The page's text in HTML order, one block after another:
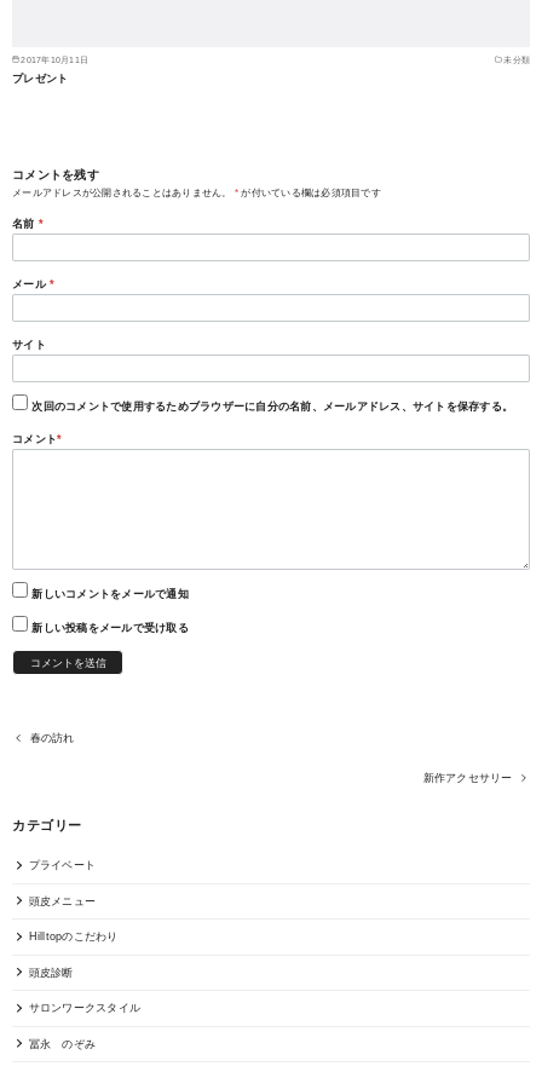
2017年10月11日 未分類
プレゼント
コメントを残す
メールアドレスが公開されることはありません。 * が付いている欄は必須項目です
名前 *
メール *
サイト
次回のコメントで使用するためブラウザーに自分の名前、メールアドレス、サイトを保存する。
コメント*
新しいコメントをメールで通知
新しい投稿をメールで受け取る
春の訪れ
新作アクセサリー
カテゴリー
プライベート
頭皮メニュー
Hilltopのこだわり
頭皮診断
サロンワークスタイル
冨永 のぞみ